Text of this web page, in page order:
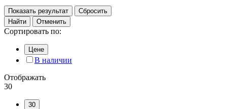
Показать результат
Сбросить
Найти
Отменить
Сортировать по:
Цене
В наличии
Отображать
30
30